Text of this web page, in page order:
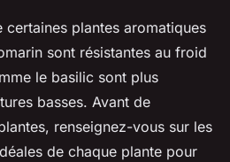
certaines plantes aromatiques
sont résistantes au froid
le basilic sont plus
basses. Avant de
renseignez-vous sur les
de chaque plante pour